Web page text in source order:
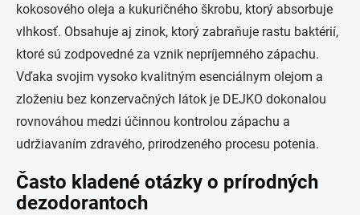
kokosového oleja a kukuričného škrobu, ktorý absorbuje
vlhkosť. Obsahuje aj zinok, ktorý zabraňuje rastu baktérií,
ktoré sú zodpovedné za vznik nepríjemného zápachu.
Vďaka svojim vysoko kvalitným esenciálnym olejom a
zloženiu bez konzervačných látok je DEJKO dokonalou
rovnováhou medzi účinnou kontrolou zápachu a
udržiavaním zdravého, prirodzeného procesu potenia.
Často kladené otázky o prírodných
dezodorantoch